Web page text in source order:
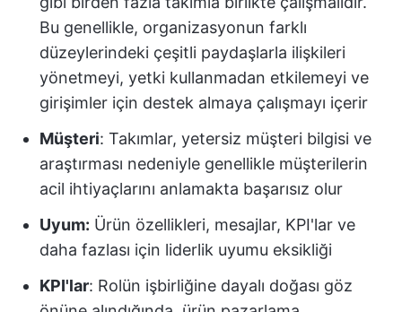
Bu genellikle, organizasyonun farklı
düzeylerindeki çeşitli paydaşlarla ilişkileri
yönetmeyi, yetki kullanmadan etkilemeyi ve
girişimler için destek almaya çalışmayı içerir
Müşteri: Takımlar, yetersiz müşteri bilgisi ve
araştırması nedeniyle genellikle müşterilerin
acil ihtiyaçlarını anlamakta başarısız olur
Uyum: Ürün özellikleri, mesajlar, KPI'lar ve
daha fazlası için liderlik uyumu eksikliği
KPI'lar: Rolün işbirliğine dayalı doğası göz